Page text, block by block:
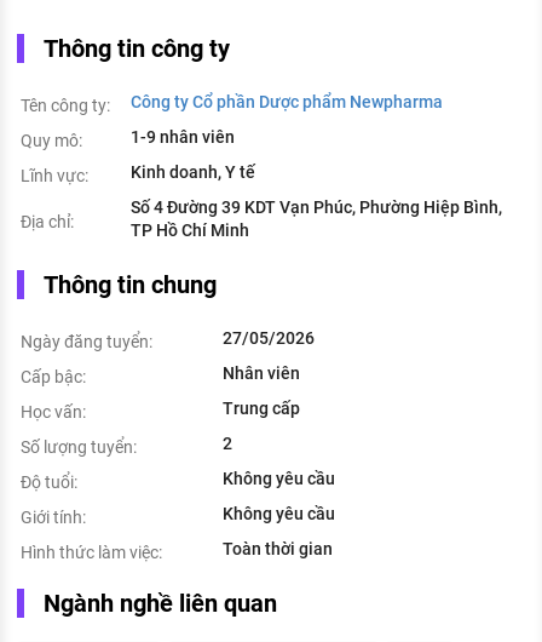
Thông tin công ty
Tên công ty:
Công ty Cổ phần Dược phẩm Newpharma
Quy mô:
1-9 nhân viên
Lĩnh vực:
Kinh doanh, Y tế
Địa chỉ:
Số 4 Đường 39 KDT Vạn Phúc, Phường Hiệp Bình,
TP Hồ Chí Minh
Thông tin chung
Ngày đăng tuyển:
27/05/2026
Cấp bậc:
Nhân viên
Học vấn:
Trung cấp
Số lượng tuyển:
2
Độ tuổi:
Không yêu cầu
Giới tính:
Không yêu cầu
Hình thức làm việc:
Toàn thời gian
Ngành nghề liên quan